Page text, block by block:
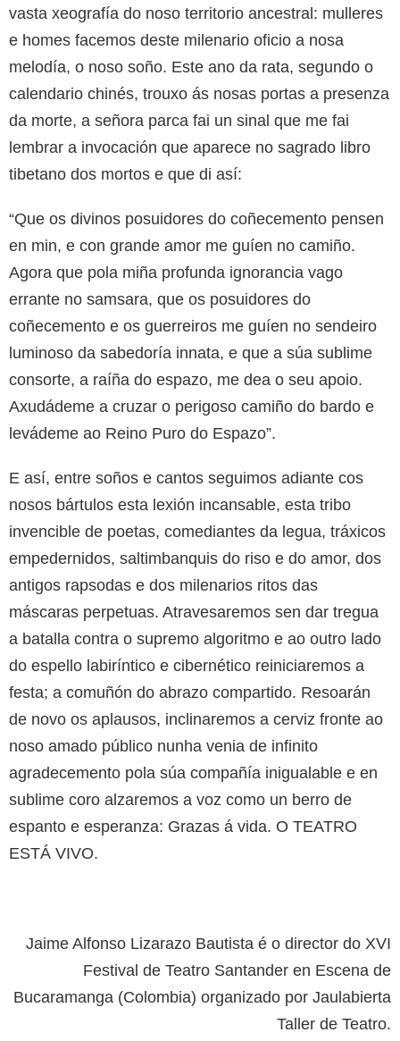
vasta xeografía do noso territorio ancestral: mulleres
e homes facemos deste milenario oficio a nosa
melodía, o noso soño. Este ano da rata, segundo o
calendario chinés, trouxo ás nosas portas a presenza
da morte, a señora parca fai un sinal que me fai
lembrar a invocación que aparece no sagrado libro
tibetano dos mortos e que di así:
“Que os divinos posuidores do coñecemento pensen
en min, e con grande amor me guíen no camiño.
Agora que pola miña profunda ignorancia vago
errante no samsara, que os posuidores do
coñecemento e os guerreiros me guíen no sendeiro
luminoso da sabedoría innata, e que a súa sublime
consorte, a raíña do espazo, me dea o seu apoio.
Axudádeme a cruzar o perigoso camiño do bardo e
levádeme ao Reino Puro do Espazo”.
E así, entre soños e cantos seguimos adiante cos
nosos bártulos esta lexión incansable, esta tribo
invencible de poetas, comediantes da legua, tráxicos
empedernidos, saltimbanquis do riso e do amor, dos
antigos rapsodas e dos milenarios ritos das
máscaras perpetuas. Atravesaremos sen dar tregua
a batalla contra o supremo algoritmo e ao outro lado
do espello labiríntico e cibernético reiniciaremos a
festa; a comuñón do abrazo compartido. Resoarán
de novo os aplausos, inclinaremos a cerviz fronte ao
noso amado público nunha venia de infinito
agradecemento pola súa compañía inigualable e en
sublime coro alzaremos a voz como un berro de
espanto e esperanza: Grazas á vida. O TEATRO
ESTÁ VIVO.
Jaime Alfonso Lizarazo Bautista é o director do XVI
Festival de Teatro Santander en Escena de
Bucaramanga (Colombia) organizado por Jaulabierta
Taller de Teatro.